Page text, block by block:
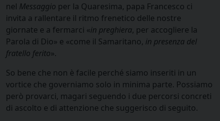
nel Messaggio per la Quaresima, papa Francesco ci
invita a rallentare il ritmo frenetico delle nostre
giornate e a fermarci «in preghiera, per accogliere la
Parola di Dio» e «come il Samaritano, in presenza del
fratello ferito».
So bene che non è facile perché siamo inseriti in un
vortice che governiamo solo in minima parte. Possiamo
però provarci, magari seguendo i due percorsi concreti
di ascolto e di attenzione che suggerisco di seguito.